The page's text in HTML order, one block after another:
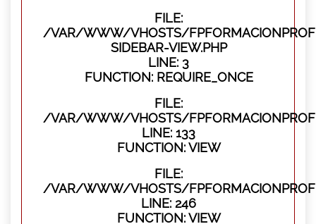
FILE:
/VAR/WWW/VHOSTS/
SIDEBAR-VIEW.PHP
LINE: 3
FUNCTION: REQUIRE_ONCE
FILE:
/VAR/WWW/VHOSTS/
LINE: 133
FUNCTION: VIEW
FILE:
/VAR/WWW/VHOSTS/
LINE: 246
FUNCTION: VIEW